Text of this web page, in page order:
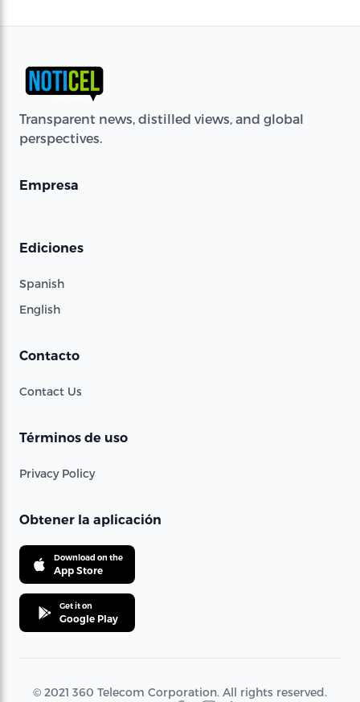
Transparent news, distilled views, and global
perspectives.
Empresa
Ediciones
Spanish
English
Contacto
Contact Us
Términos de uso
Privacy Policy
Obtener la aplicación
Download on the
App Store
Get it on
Google Play
© 2021 360 Telecom Corporation. All rights reserved.